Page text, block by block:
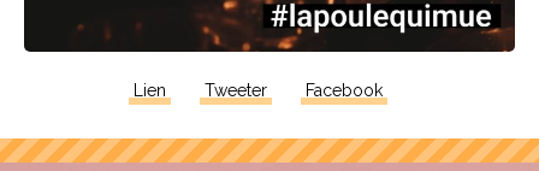
Lien Tweeter Facebook